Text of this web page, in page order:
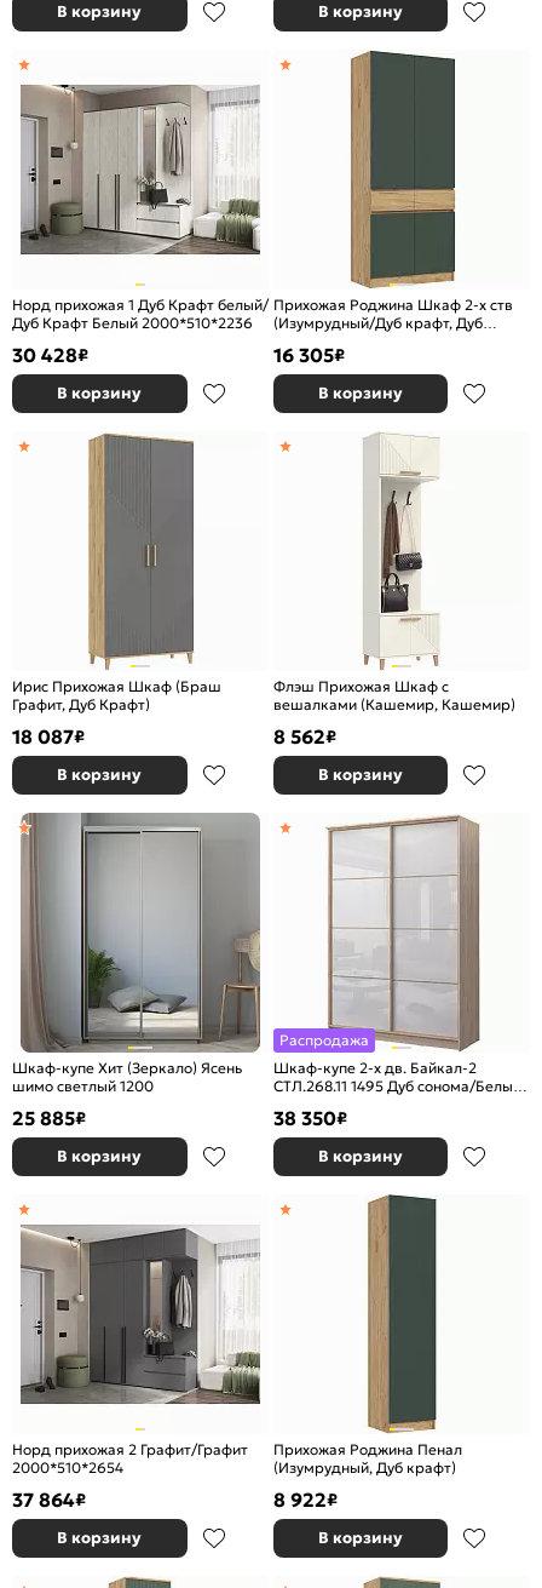
В корзину В корзину
Норд прихожая 1 Дуб Крафт белый/
Дуб Крафт Белый 2000*510*2236
30 428₽
В корзину
Прихожая Роджина Шкаф 2-х ств
(Изумрудный/Дуб крафт, Дуб
16 305₽
В корзину
Ирис Прихожая Шкаф (Браш
Графит, Дуб Крафт)
18 087₽
В корзину
Флэш Прихожая Шкаф с
вешалками (Кашемир, Кашемир)
8 562₽
В корзину
Шкаф-купе Хит (Зеркало) Ясень
шимо светлый 1200
25 885₽
В корзину
Распродажа
Шкаф-купе 2-х дв. Байкал-2
СТЛ.268.11 1495 Дуб сонома/Белый
38 350₽
В корзину
Норд прихожая 2 Графит/Графит
2000*510*2654
37 864₽
В корзину
Прихожая Роджина Пенал
(Изумрудный, Дуб крафт)
8 922₽
В корзину